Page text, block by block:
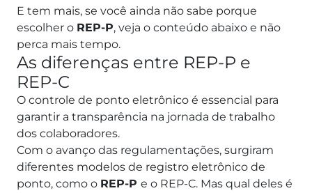
E tem mais, se você ainda não sabe porque
escolher o REP-P, veja o conteúdo abaixo e não
perca mais tempo.
As diferenças entre REP-P e
REP-C
O controle de ponto eletrônico é essencial para
garantir a transparência na jornada de trabalho
dos colaboradores.
Com o avanço das regulamentações, surgiram
diferentes modelos de registro eletrônico de
ponto, como o REP-P e o REP-C. Mas qual deles é